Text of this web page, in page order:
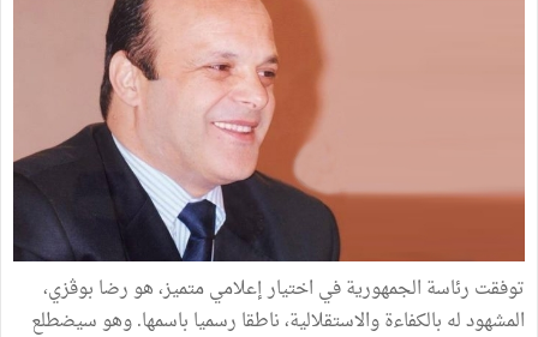
توفقت رئاسة الجمهورية في اختيار إعلامي متميز، هو رضا بوڤزي،
المشهود له بالكفاءة والاستقلالية، ناطقا رسميا باسمها. وهو سيضطلع